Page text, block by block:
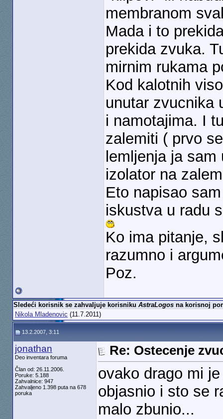
membranom
Mada i to
prekida zvuka.
mirnim rukama
Kod kalotnih
unutar zvucnika
i namotajima. I
zalemiti ( prvo
lemljenja ja
izolator na
Eto napisao
iskustva u radu
Ko ima pitanje,
razumno i
Poz.
Sledeći korisnik se zahvaljuje korisniku AstraLogosna korisnoj
Nikola Mladenovic (11.7.2011)
13.2.2007, 3:11
jonathan
Deo inventara foruma
Član od: 26.11.2006.
Poruke: 5.188
Zahvalnice: 947
Zahvaljeno 1.398 puta na 678
poruka
Re: Ostecenje
ovako drago mi
objasnio i sto se
malo zbunio...